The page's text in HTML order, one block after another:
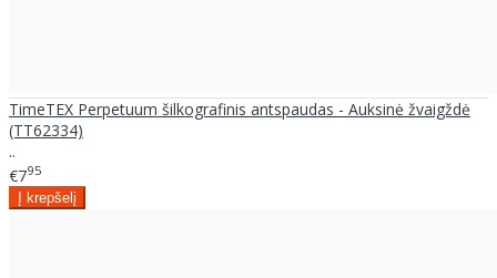
TimeTEX Perpetuum šilkografinis antspaudas - Auksinė žvaigždė
(TT62334)
..
€795